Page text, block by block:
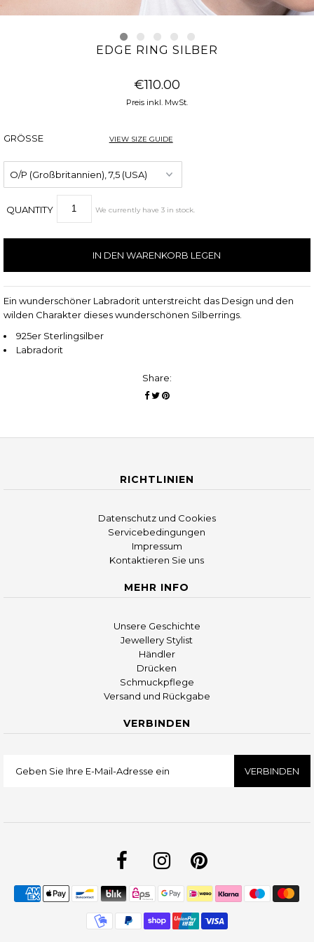
EDGE RING SILBER
€110.00
Preis inkl. MwSt.
GRÖSSE VIEW SIZE GUIDE
QUANTITY We currently have 3 in stock.
Ein wunderschöner Labradorit unterstreicht das Design und den
wilden Charakter dieses wunderschönen Silberrings.
925er Sterlingsilber
Labradorit
Share:
RICHTLINIEN
Datenschutz und Cookies
Servicebedingungen
Impressum
Kontaktieren Sie uns
MEHR INFO
Unsere Geschichte
Jewellery Stylist
Händler
Drücken
Schmuckpflege
Versand und Rückgabe
VERBINDEN